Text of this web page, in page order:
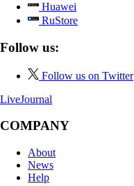
Huawei
RuStore
Follow us:
Follow us on Twitter
LiveJournal
COMPANY
About
News
Help